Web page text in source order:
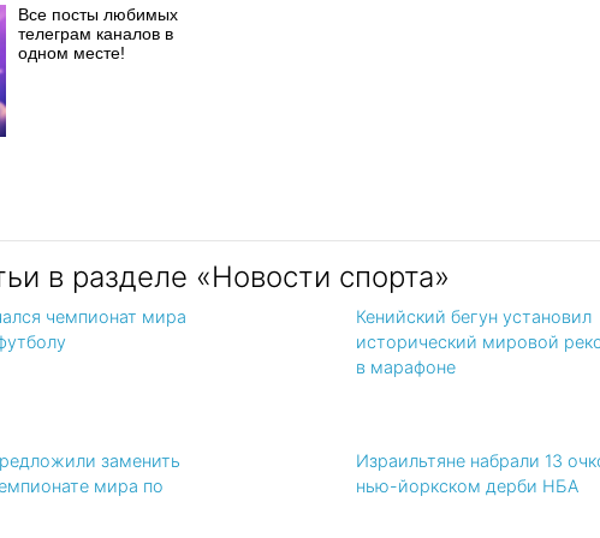
Все посты любимых
телеграм каналов в
одном месте!
в разделе «Новости спорта»
чемпионат мира
Кенийский бегун установил
исторический мировой
в марафоне
заменить
мира по
Израильтяне набрали 13
нью-йоркском дерби НБА